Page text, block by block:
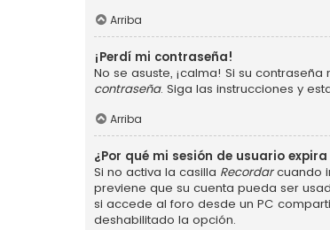
Arriba
¡Perdí mi contraseña!
No se asuste, ¡calma! Si su
contraseña. Siga las instrucciones y
Arriba
¿Por qué mi sesión de usuario
Si no activa la casilla Recordarcuando
previene que su cuenta pueda ser
si accede al foro desde un PC
deshabilitado la opción.